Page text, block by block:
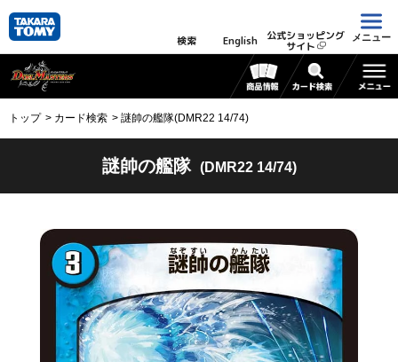
検索 English 公式ショッピング
サイト
メニュー
トップ カード検索 謎帥の艦隊(DMR22 14/74)
謎帥の艦隊 (DMR22 14/74)